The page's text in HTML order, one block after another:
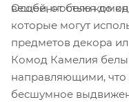
вещей, от белья до
Особенностью
которые могут
предметов декора
Комод Камелия
направляющими, что
бесшумное